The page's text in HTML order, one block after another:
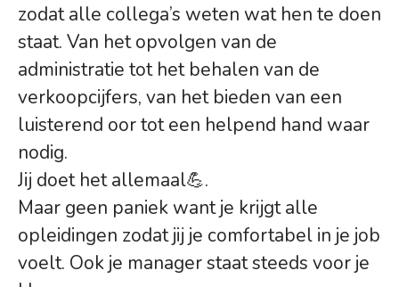
zodat alle collega’s weten wat hen te doen
staat. Van het opvolgen van de
administratie tot het behalen van de
verkoopcijfers, van het bieden van een
luisterend oor tot een helpend hand waar
nodig.
Jij doet het allemaal💪.
Maar geen paniek want je krijgt alle
opleidingen zodat jij je comfortabel in je job
voelt. Ook je manager staat steeds voor je